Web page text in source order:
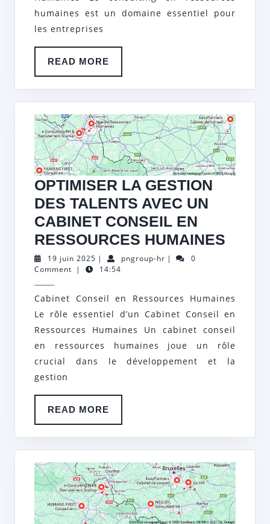
LE
humaines est un domaine essentiel pour
les entreprises
READ MORE
MORE
OPTIMISER LA GESTION
DES TALENTS AVEC UN
CABINET CONSEIL EN
RESSOURCES HUMAINES
DES
AVEC
UN
19 juin 2025 19
juin
| pngroup-hrpngroup-
|
0
Comment | 14:54
Cabinet Conseil en Ressources Humaines
Le rôle essentiel d’un Cabinet Conseil en
Ressources Humaines Un cabinet conseil
en ressources humaines joue un rôle
crucial dans le développement et la
gestion
READ MORE
MORE